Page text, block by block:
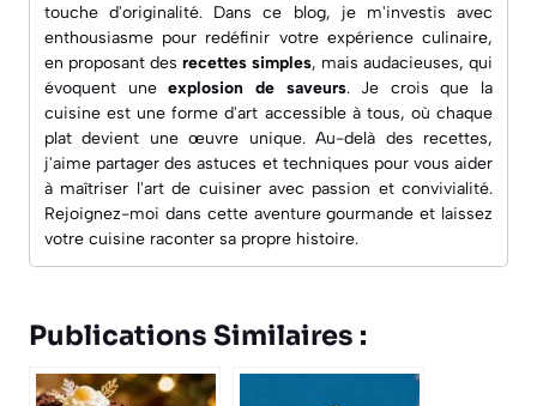
touche d'originalité. Dans ce blog, je m'investis avec
enthousiasme pour redéfinir votre expérience culinaire,
en proposant des recettes simples, mais audacieuses, qui
évoquent uneexplosion de saveurs. Je crois que la
cuisine est une forme d'art accessible à tous, où chaque
plat devient une œuvre unique. Au-delà des recettes,
j'aime partager des astuces et techniques pour vous aider
à maîtriser l'art de cuisiner avec passion et convivialité.
Rejoignez-moi dans cette aventure gourmande et laissez
votre cuisine raconter sa propre histoire.
Publications Similaires :